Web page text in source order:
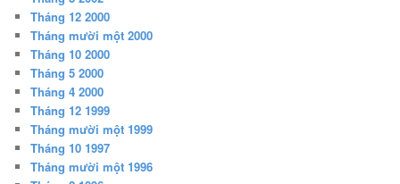
Tháng 12 2000
Tháng mười một 2000
Tháng 10 2000
Tháng 5 2000
Tháng 4 2000
Tháng 12 1999
Tháng mười một 1999
Tháng 10 1997
Tháng mười một 1996